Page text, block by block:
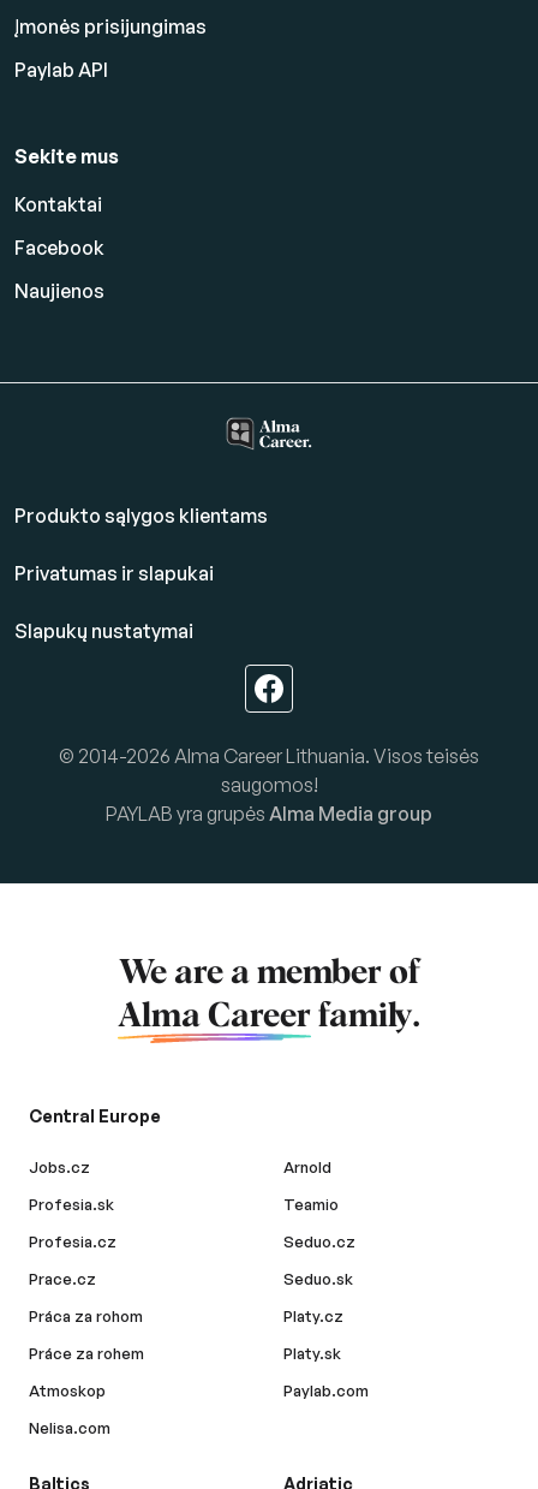
Įmonės prisijungimas
Paylab API
Sekite mus
Kontaktai
Facebook
Naujienos
Produkto sąlygos klientams
Privatumas ir slapukai
Slapukų nustatymai
© 2014-2026 Alma Career Lithuania. Visos teisės
saugomos!
PAYLAB yra grupės Alma Media group
We are a member of
Alma Career family.
Central Europe
Jobs.cz
Profesia.sk
Profesia.cz
Prace.cz
Práca za rohom
Práce za rohem
Atmoskop
Nelisa.com
Arnold
Teamio
Seduo.cz
Seduo.sk
Platy.cz
Platy.sk
Paylab.com
Baltics Adriatic